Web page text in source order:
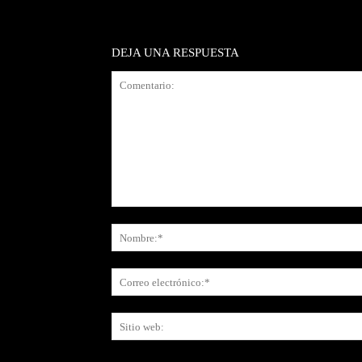
DEJA UNA RESPUESTA